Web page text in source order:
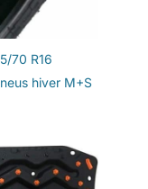
70 R16
hiver M+S